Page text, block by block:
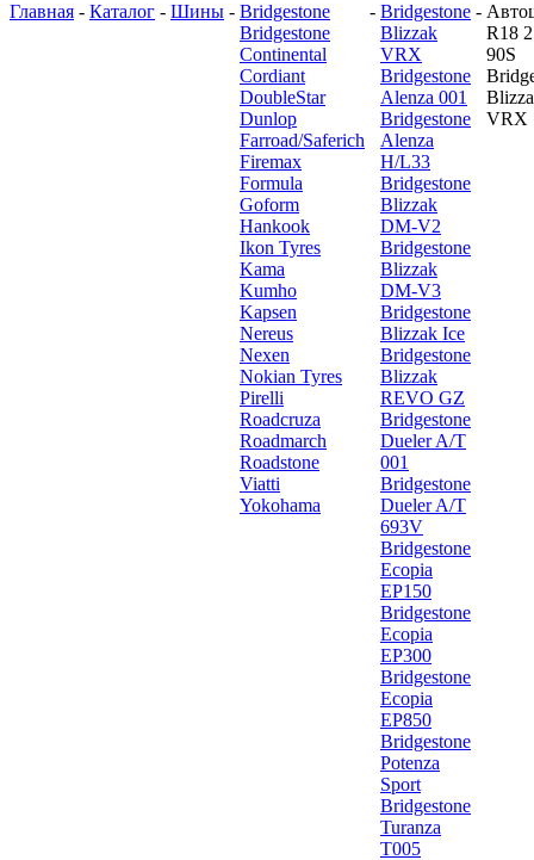
Главная - Каталог - Шины - Bridgestone
Bridgestone
Continental
Cordiant
DoubleStar
Dunlop
Farroad/Saferich
Firemax
Formula
Goform
Hankook
Ikon Tyres
Kama
Kumho
Kapsen
Nereus
Nexen
Nokian Tyres
Pirelli
Roadcruza
Roadmarch
Roadstone
Viatti
Yokohama
- Bridgestone
Blizzak
VRX
Bridgestone
Alenza 001
Bridgestone
Alenza
H/L33
Bridgestone
Blizzak
DM-V2
Bridgestone
Blizzak
DM-V3
Bridgestone
Blizzak Ice
Bridgestone
Blizzak
REVO GZ
Bridgestone
Dueler A/T
001
Bridgestone
Dueler A/T
693V
Bridgestone
Ecopia
EP150
Bridgestone
Ecopia
EP300
Bridgestone
Ecopia
EP850
Bridgestone
Potenza
Sport
Bridgestone
Turanza
T005
-
R18
90S
VRX